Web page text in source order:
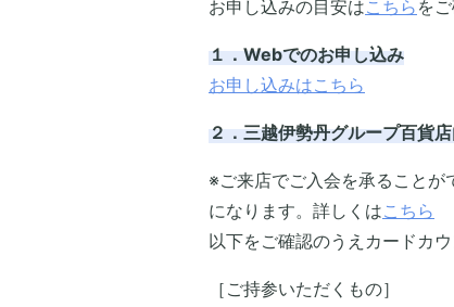
お申し込みの目安はこちら を
１．Webでのお申し込み
お申し込みはこちら
２．三越伊勢丹グループ百貨
※ご来店でご入会を承ることが
になります。詳しくはこちら
以下をご確認のうえカードカ
［ご持参いただくもの］